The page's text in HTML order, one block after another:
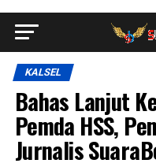
KALSEL
Bahas Lanjut
Pemda HSS,
Jurnalis